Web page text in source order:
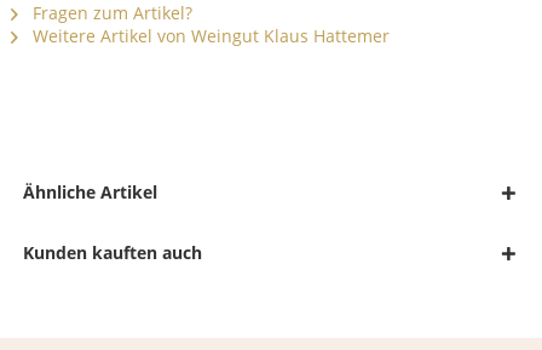
Fragen zum Artikel?
Weitere Artikel von Weingut Klaus Hattemer
Ähnliche Artikel
Kunden kauften auch